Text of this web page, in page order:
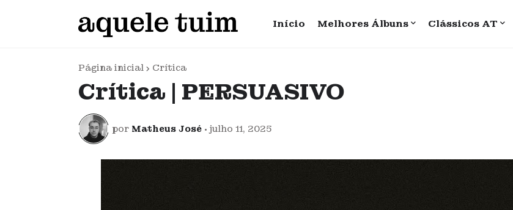
Início Melhores Álbuns Clássicos AT
Página inicial Crítica
Crítica | PERSUASIVO
por Matheus José • julho 11, 2025